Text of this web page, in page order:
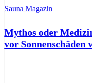
Sauna Magazin
Mythos oder
vor Sonnenschäden